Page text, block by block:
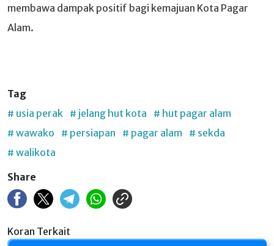
membawa dampak positif bagi kemajuan Kota Pagar
Alam.
Tag
# usia perak # jelang hut kota
# hut pagar alam
# wawako
# persiapan # pagar alam # sekda
# walikota
Share
Koran Terkait